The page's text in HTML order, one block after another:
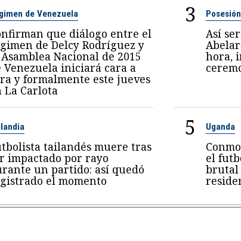
de Venezuela
que diálogo entre el
de Delcy Rodríguez y
Nacional de 2015
Venezuela iniciará cara a
y formalmente este jueves
La Carlota
3
Así
hora,
tailandés muere tras
impactado por rayo
un partido: así quedó
el momento
5 Uganda
el
brutal